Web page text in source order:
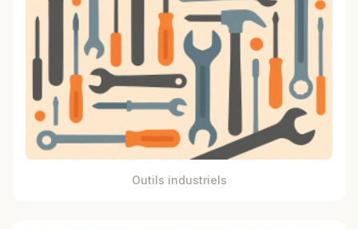
Outils industriels